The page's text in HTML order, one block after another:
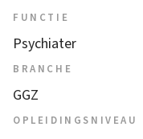
FUNCTIE
Psychiater
BRANCHE
GGZ
OPLEIDINGSNIVEAU